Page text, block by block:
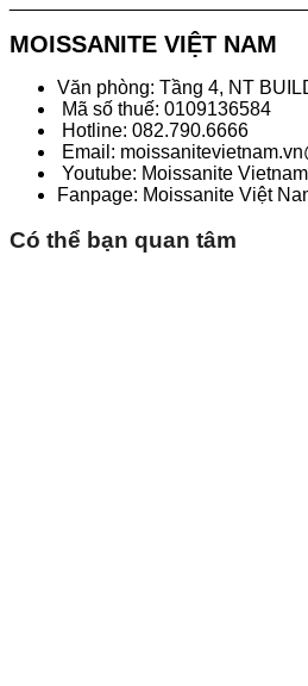
MOISSANITE VIỆT NAM
Văn phòng: Tầng 4, NT
Mã số thuế: 0109136584
Hotline: 082.790.6666
Email:
Youtube: Moissanite Vietnam
Fanpage: Moissanite Việt
Có thể bạn quan tâm